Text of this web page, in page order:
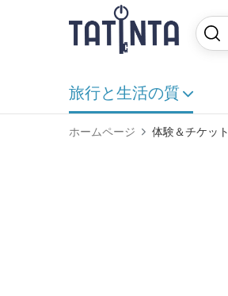
旅行と生活の質
ホームページ 体験＆チケット